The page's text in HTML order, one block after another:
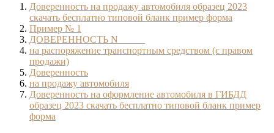
Доверенность на продажу автомобиля образец 2023
скачать бесплатно типовой бланк пример форма
Пример № 1
ДОВЕРЕННОСТЬ N _____
на распоряжение транспортным средством (с правом
продажи)
Доверенность
на продажу автомобиля
Доверенность на оформление автомобиля в ГИБДД
образец 2023 скачать бесплатно типовой бланк пример
форма